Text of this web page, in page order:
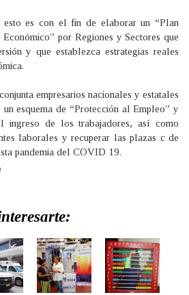
es con el fin de elaborar un “Plan
por Regiones y Sectores que
y que establezca estrategias reales
empresarios nacionales y estatales
esquema de “Protección al Empleo” y
ingreso de los trabajadores, así como
laborales y recuperar las plazas c de
pandemia del COVID 19.